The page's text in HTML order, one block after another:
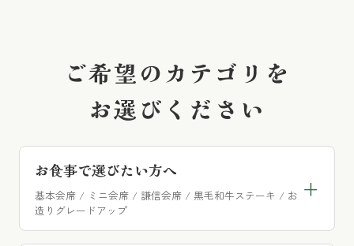
ご希望のカテゴリを
お選びください
お食事で選びたい方へ
基本会席 / ミニ会席 / 謙信会席 / 黒毛和牛ステーキ / お
造りグレードアップ
+